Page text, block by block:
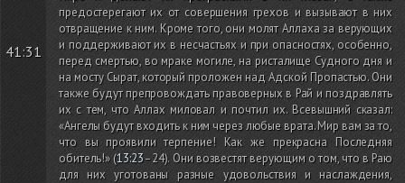
41:31
предостерегают их от совершения грехов и вызывают в них
отвращение к ним. Кроме того, они молят Аллаха за верующих
и поддерживают их в несчастьях и при опасностях, особенно,
перед смертью, во мраке могиле, на ристалище Судного дня и
на мосту Сырат, который проложен над Адской Пропастью. Они
также будут препровождать правоверных в Рай и поздравлять
их с тем, что Аллах миловал и почтил их. Всевышний сказал:
«Ангелы будут входить к ним через любые врата. Мир вам за то,
что вы проявили терпение! Как же прекрасна Последняя
обитель!»(13:23–24). Они возвестят верующим о том, что в Раю
для них уготованы разные удовольствия и наслаждения,